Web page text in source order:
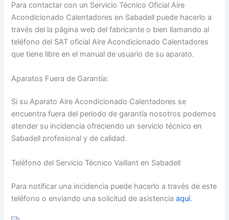
Para contactar con un Servicio Técnico Oficial Aire
Acondicionado Calentadores en Sabadell puede hacerlo a
través del la página web del fabricante o bien llamando al
teléfono del SAT oficial Aire Acondicionado Calentadores
que tiene libre en el manual de usuario de su aparato.
Aparatos Fuera de Garantía:
Si su Aparato Aire Acondicionado Calentadores se
encuentra fuera del periodo de garantía nosotros podemos
atender su incidencia ofreciendo un servicio técnico en
Sabadell profesional y de calidad.
Teléfono del Servicio Técnico Vaillant en Sabadell
Para notificar una incidencia puede hacerlo a través de este
teléfono o enviando una solicitud de asistenciaaquí.